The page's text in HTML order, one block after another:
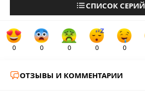
СПИСОК СЕРИЙ
0 0 0 0 0
ОТЗЫВЫ И КОММЕНТАРИИ